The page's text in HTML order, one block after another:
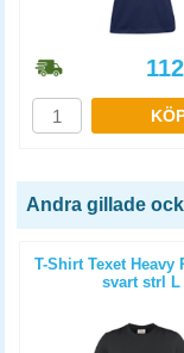
Andra gillade
T-Shirt Texet Heavy
svart strl L